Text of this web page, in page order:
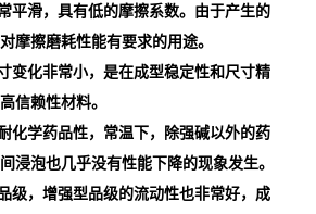
平滑，具有低的摩擦系数。由于产生的
摩擦磨耗性能有要求的用途。
变化非常小，是在成型稳定性和尺寸精
信赖性材料。
化学药品性，常温下，除强碱以外的药
浸泡也几乎没有性能下降的现象发生。
级，增强型品级的流动性也非常好，成